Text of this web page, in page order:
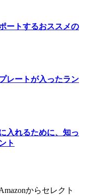
ートするおススメの
レートが入ったラン
入れるために、知っ
ト
からセレクト